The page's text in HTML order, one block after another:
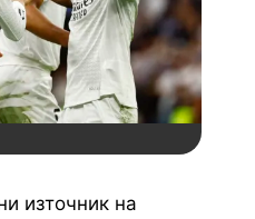
източник на